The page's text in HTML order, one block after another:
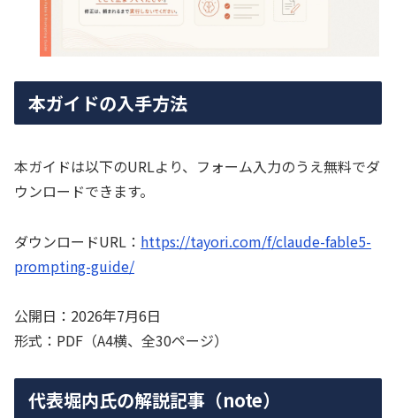
本ガイドの入手方法
本ガイドは以下のURLより、フォーム入力のうえ無料でダ
ウンロードできます。
ダウンロードURL： https://tayori.com/f/claude-fable5-
prompting-guide/
公開日：2026年7月6日
形式：PDF（A4横、全30ページ）
代表堀内氏の解説記事（note）